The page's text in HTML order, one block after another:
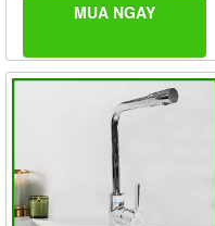
MUA NGAY